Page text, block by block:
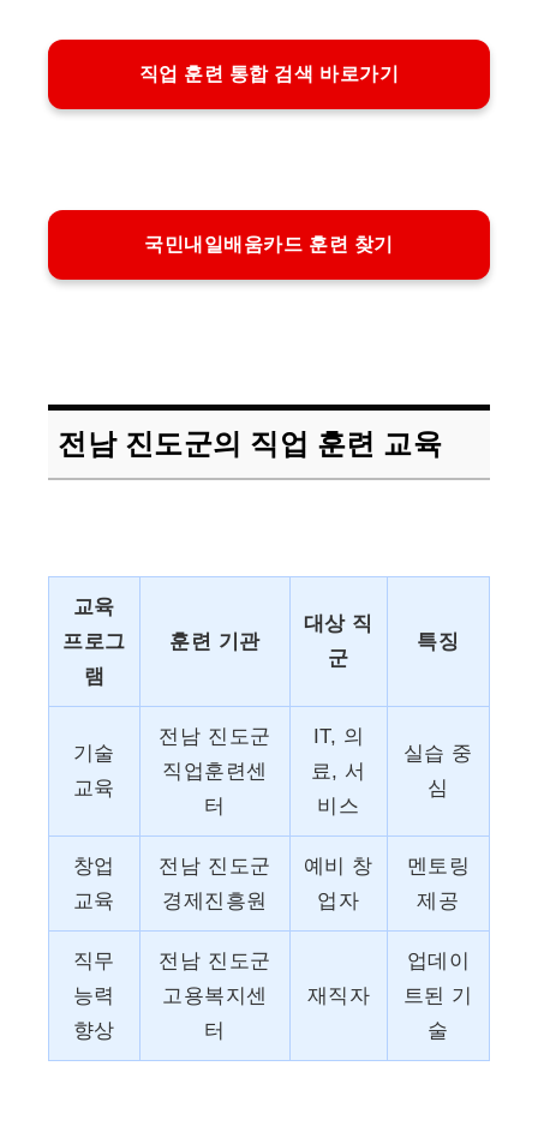
직업 훈련 통합 검색 바로가기
국민내일배움카드 훈련 찾기
전남 진도군의 직업 훈련 교육
교육
프로그
램
훈련 기관
대상 직
군
특징
기술
교육
전남 진도군
직업훈련센
터
IT, 의
료, 서
비스
실습 중
심
창업
교육
전남 진도군
경제진흥원
예비 창
업자
멘토링
제공
직무
능력
향상
전남 진도군
고용복지센
터
재직자
업데이
트된 기
술